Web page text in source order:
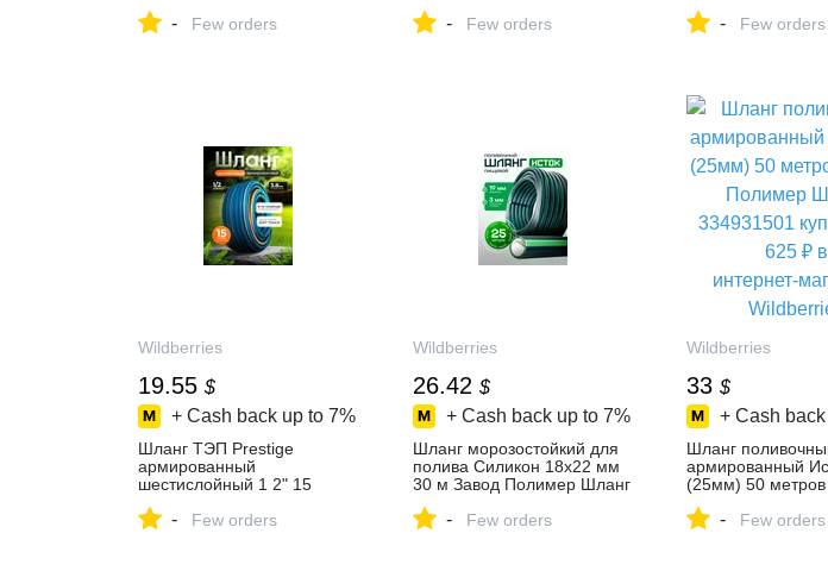
- Few orders - Few orders
Шланг 762962779
- Few orders
Wildberries
19.55 $
+ Cash back up to 7%
Шланг ТЭП Prestige
армированный
шестислойный 1 2" 15
Шланг 398582062 купить за
- Few orders
Wildberries
26.42 $
+ Cash back up to 7%
Шланг морозостойкий для
полива Силикон 18х22 мм
30 м Завод Полимер Шланг
₽ в интернет‑магазине
- Few orders
Wildberries
33 $
+ Cash
Шланг
армированный
(25мм) 50 метров
купить за 5 625 ₽ в
- Few orders